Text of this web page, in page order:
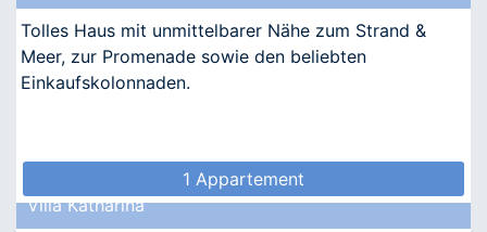
Tolles Haus mit unmittelbarer Nähe zum Strand &
Meer, zur Promenade sowie den beliebten
Einkaufskolonnaden.
1 Appartement
Villa Katharina